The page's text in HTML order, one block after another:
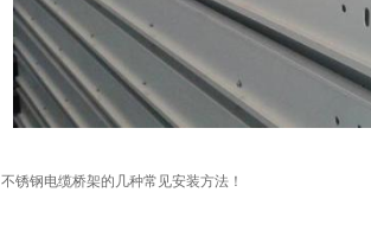
1 2
不锈钢电缆桥架的几种常见安装方法！